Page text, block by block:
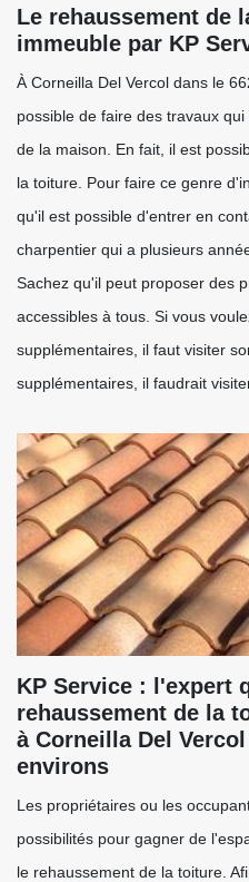
Le rehaussement de
immeuble par KP
À Corneilla Del Vercol dans le
possible de faire des travaux
de la maison. En fait, il est
la toiture. Pour faire ce genre
qu'il est possible d'entrer en
charpentier qui a plusieurs
Sachez qu'il peut proposer des
accessibles à tous. Si vous
supplémentaires, il faut visiter
supplémentaires, il faudrait
KP Service : l'expert
rehaussement de la
à Corneilla Del
environs
Les propriétaires ou les
possibilités pour gagner de
le rehaussement de la toiture.